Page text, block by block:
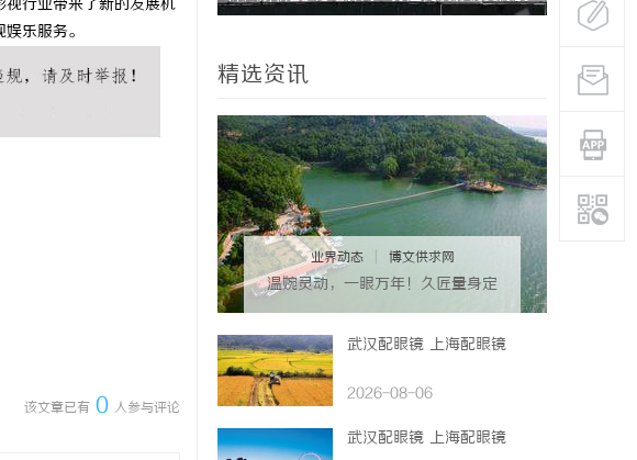
行业带来了新的发展机
乐服务。
该文章已有 0 人参与评论
影平台体验
精选资讯
业界动态 博文供求网
温婉灵动，一眼万年！久匠量身定
武汉配眼镜 上海配眼镜
2026-08-06
武汉配眼镜 上海配眼镜